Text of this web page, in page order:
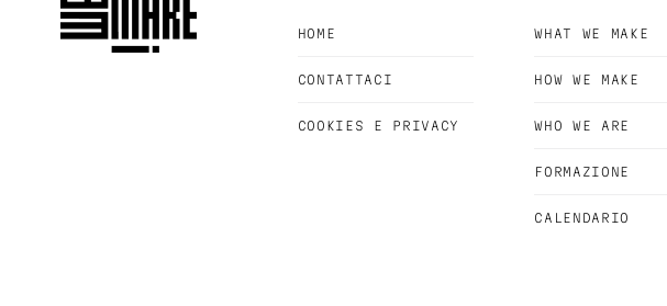
HOME
CONTATTACI
COOKIES E PRIVACY
WHAT WE MAKE
HOW WE MAKE
WHO WE ARE
FORMAZIONE
CALENDARIO